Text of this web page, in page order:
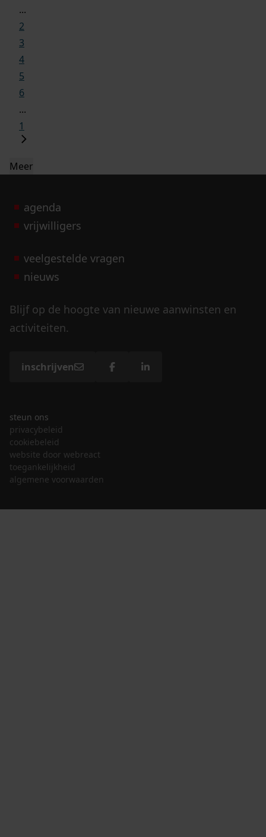
...
2
3
4
5
6
...
1
Meer
agenda
vrijwilligers
veelgestelde vragen
nieuws
Blijf op de hoogte van nieuwe aanwinsten en
activiteiten.
inschrijven
steun ons
privacybeleid
cookiebeleid
website door webreact
toegankelijkheid
algemene voorwaarden